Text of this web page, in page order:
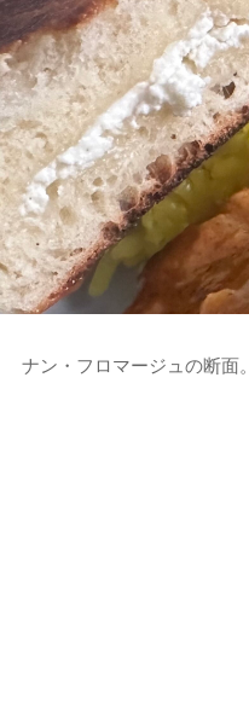
ナン・フロマージュの断面。